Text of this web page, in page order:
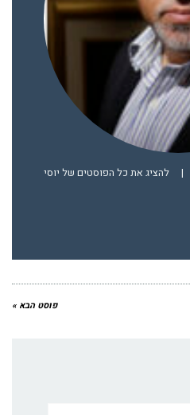
|
להציג את כל הפוסטים של יוסי
פוסט הבא »